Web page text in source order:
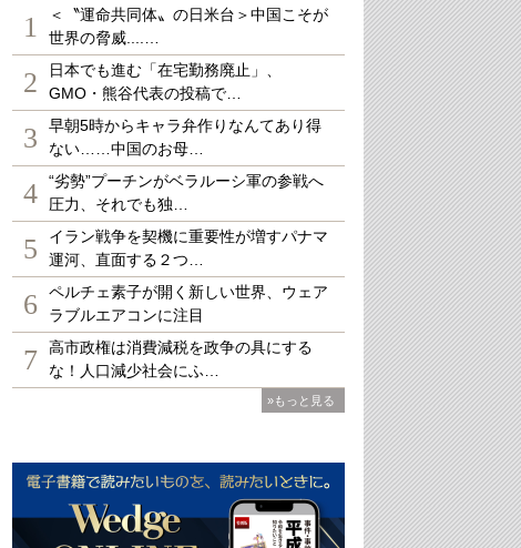
1
＜〝運命共同体〟の日米台＞中国こそが
世界の脅威....…
2
日本でも進む「在宅勤務廃止」、
GMO・熊谷代表の投稿で…
3
早朝5時からキャラ弁作りなんてあり得
ない……中国のお母…
4
“劣勢”プーチンがベラルーシ軍の参戦へ
圧力、それでも独…
5
イラン戦争を契機に重要性が増すパナマ
運河、直面する２つ…
6
ペルチェ素子が開く新しい世界、ウェア
ラブルエアコンに注目
7
高市政権は消費減税を政争の具にする
な！人口減少社会にふ…
»もっと見る